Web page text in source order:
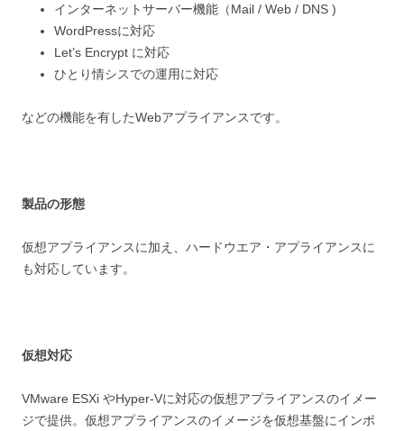
インターネットサーバー機能（Mail / Web / DNS )
WordPressに対応
Let’s Encrypt に対応
ひとり情シスでの運用に対応
などの機能を有したWebアプライアンスです。
製品の形態
仮想アプライアンスに加え、ハードウエア・アプライアンスに
も対応しています。
仮想対応
VMware ESXi やHyper-Vに対応の仮想アプライアンスのイメー
ジで提供。仮想アプライアンスのイメージを仮想基盤にインポ